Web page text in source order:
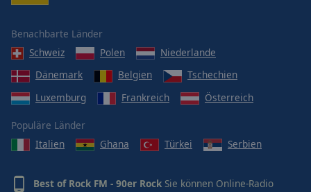
Benachbarte Länder
Schweiz
Polen
Niederlande
Dänemark
Belgien
Tschechien
Luxemburg
Frankreich Österreich
Populäre Länder
Italien
Ghana Türkei Serbien
Best of Rock FM - 90er Rock Sie können Online-Radio